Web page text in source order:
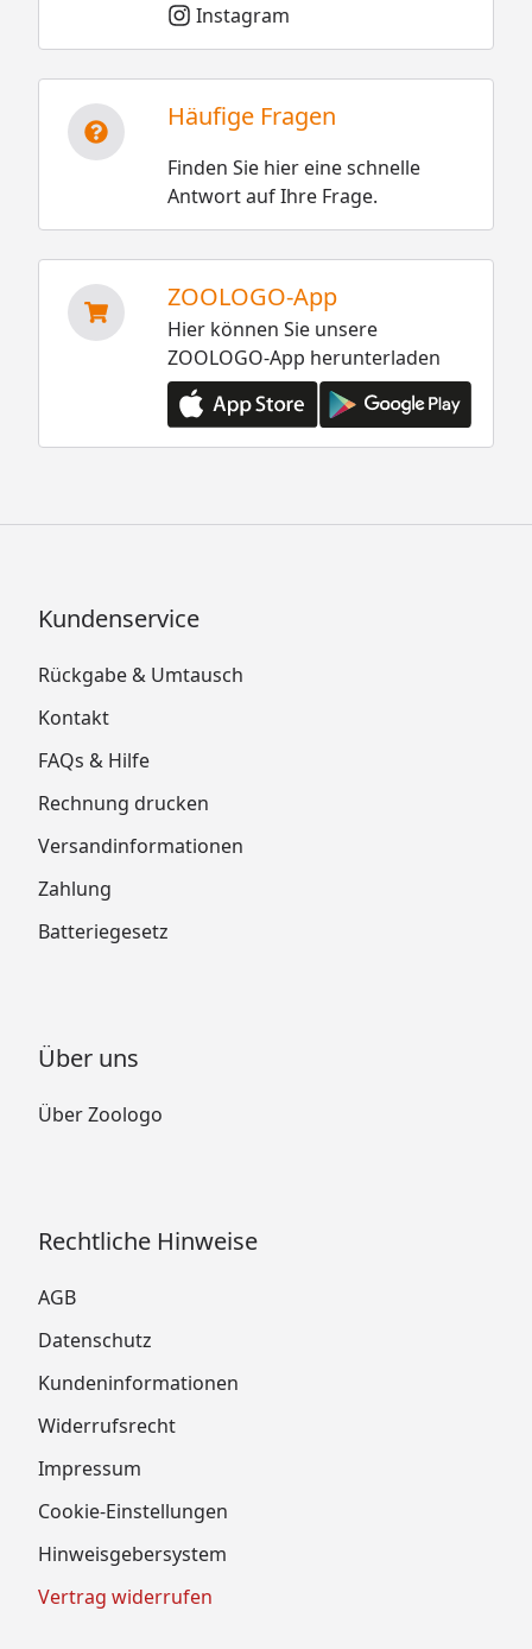
Instagram
Häufige Fragen
Finden Sie hier eine schnelle
Antwort auf Ihre Frage.
ZOOLOGO-App
Hier können Sie unsere
ZOOLOGO-App herunterladen
Kundenservice
Rückgabe & Umtausch
Kontakt
FAQs & Hilfe
Rechnung drucken
Versandinformationen
Zahlung
Batteriegesetz
Über uns
Über Zoologo
Rechtliche Hinweise
AGB
Datenschutz
Kundeninformationen
Widerrufsrecht
Impressum
Cookie-Einstellungen
Hinweisgebersystem
Vertrag widerrufen